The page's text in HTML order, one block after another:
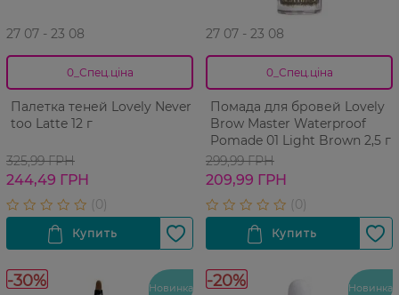
27 07 - 23 08
0_Спец.ціна
Палетка теней Lovely Never
too Latte 12 г
325,99 ГРН
244,49 ГРН
27 07 - 23 08
0_Спец.ціна
Помада для бровей Lovely
Brow Master Waterproof
Pomade 01 Light Brown 2,5 г
299,99 ГРН
209,99 ГРН
-30% Новинка -20% Новинка